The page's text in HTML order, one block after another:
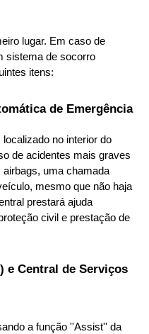
lugar. Em caso de
sistema de socorro
itens:
de Emergência
localizado no interior do
de acidentes mais graves
uma chamada
mesmo que não haja
prestará ajuda
civil e prestação de
e Central de Serviços
a função ''Assist'' da